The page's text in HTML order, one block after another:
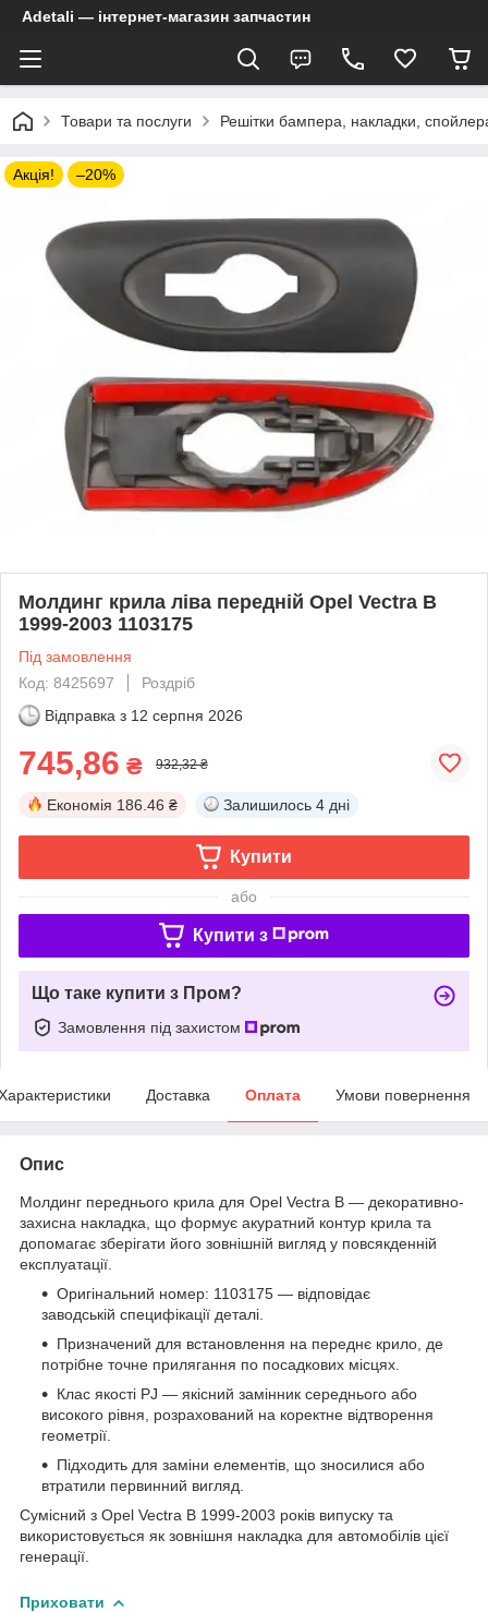
Adetali — інтернет-магазин запчастин
Товари та послуги Решітки бампера, накладки,
Акція! –20%
Молдинг крила ліва передній Opel Vectra B
1999-2003 1103175
Під замовлення
Код: 8425697
Роздріб
Відправка з 12 серпня 2026
745,86 ₴ 932,32 ₴
Економія 186.46 ₴ Залишилось 4 дні
Купити
або
Купити з
Що таке купити з Пром?
Замовлення під захистом
Доставка Оплата Умови повернення
Опис
Молдинг переднього крила для Opel Vectra B — декоративно-
захисна накладка, що формує акуратний контур крила та
допомагає зберігати його зовнішній вигляд у повсякденній
експлуатації.
Оригінальний номер: 1103175 — відповідає
заводській специфікації деталі.
Призначений для встановлення на переднє крило, де
потрібне точне прилягання по посадкових місцях.
Клас якості PJ — якісний замінник середнього або
високого рівня, розрахований на коректне відтворення
геометрії.
Підходить для заміни елементів, що зносилися або
втратили первинний вигляд.
Сумісний з Opel Vectra B 1999-2003 років випуску та
використовується як зовнішня накладка для автомобілів цієї
генерації.
Приховати